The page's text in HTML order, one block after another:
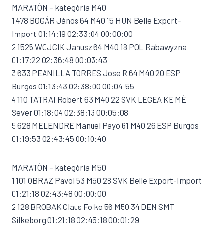
MARATÓN – kategória M40
1 478 BOGÁR János 64 M40 15 HUN Belle Export-
Import 01:14:19 02:33:04 00:00:00
2 1525 WOJCIK Janusz 64 M40 18 POL Rabawyzna
01:17:22 02:36:48 00:03:43
3 633 PEANILLA TORRES Jose R 64 M40 20 ESP
Burgos 01:13:43 02:38:00 00:04:55
4 110 TATRAI Robert 63 M40 22 SVK LEGEA KE MÈ
Sever 01:18:04 02:38:13 00:05:08
5 628 MELENDRE Manuel Payo 61 M40 26 ESP Burgos
01:19:53 02:43:45 00:10:40
MARATÓN – kategória M50
1 101 OBRAZ Pavol 53 M50 28 SVK Belle Export-Import
01:21:18 02:43:48 00:00:00
2 128 BROBAK Claus Folke 56 M50 34 DEN SMT
Silkeborg 01:21:18 02:45:18 00:01:29